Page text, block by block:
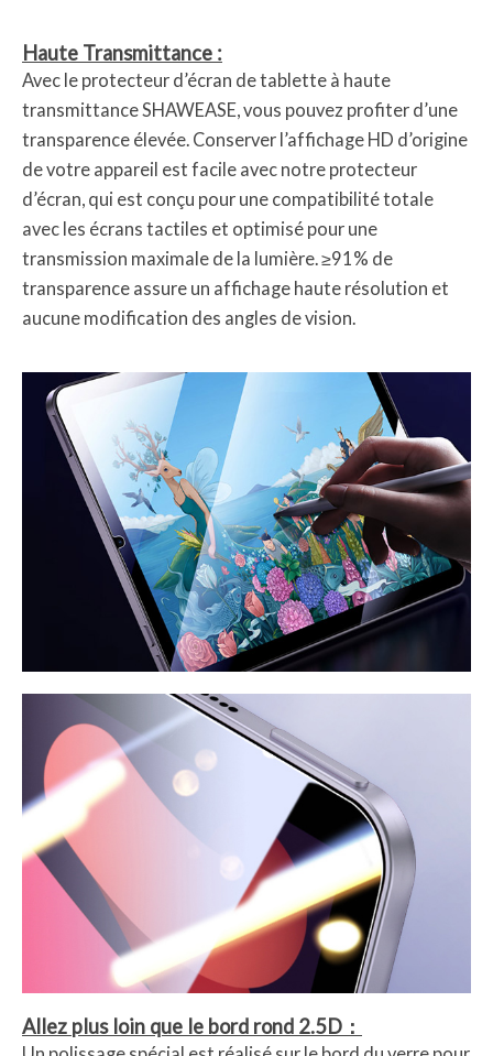
Haute Transmittance :
Avec le protecteur d’écran de tablette à haute
transmittance SHAWEASE, vous pouvez profiter d’une
transparence élevée. Conserver l’affichage HD d’origine
de votre appareil est facile avec notre protecteur
d’écran, qui est conçu pour une compatibilité totale
avec les écrans tactiles et optimisé pour une
transmission maximale de la lumière. ≥91% de
transparence assure un affichage haute résolution et
aucune modification des angles de vision.
Allez plus loin que le bord rond 2.5D：